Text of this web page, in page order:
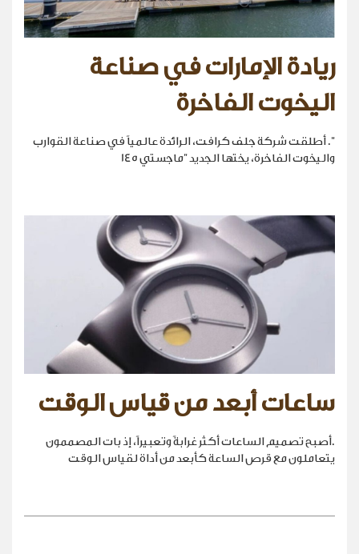
ريادة الإمارات في صناعة
اليخوت الفاخرة
". أطلقت شركة جلف كرافت، الرائدة عالمياً في صناعة القوارب
واليخوت الفاخرة، يختها الجديد "ماجستي 145
ساعات أبعد من قياس الوقت
.أصبح تصميم الساعات أكثر غرابةً وتعبيراً، إذ بات المصممون
يتعاملون مع قرص الساعة كأبعد من أداة لقياس الوقت